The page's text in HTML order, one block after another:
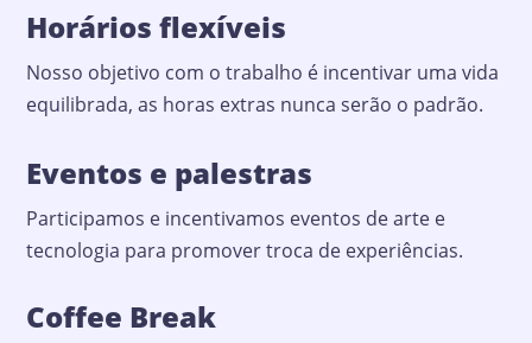
Horários flexíveis
Nosso objetivo com o trabalho é incentivar uma vida
equilibrada, as horas extras nunca serão o padrão.
Eventos e palestras
Participamos e incentivamos eventos de arte e
tecnologia para promover troca de experiências.
Coffee Break